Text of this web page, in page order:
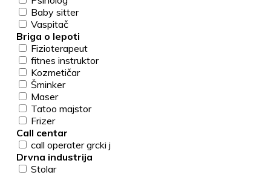
Baby sitter
Vaspitač
Briga o lepoti
Fizioterapeut
fitnes instruktor
Kozmetičar
Šminker
Maser
Tatoo majstor
Frizer
Call centar
call operater grcki j
Drvna industrija
Stolar